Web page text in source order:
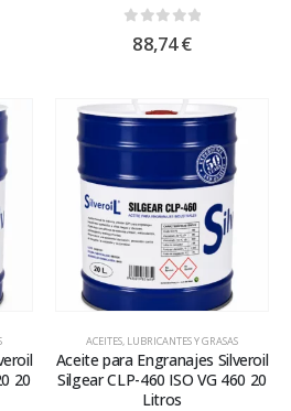
out of 5
88,74€
20
ACEITES, LUBRICANTES Y GRASAS
Aceite para Engranajes Silveroil
Silgear CLP-460 ISO VG 460 20
Litros